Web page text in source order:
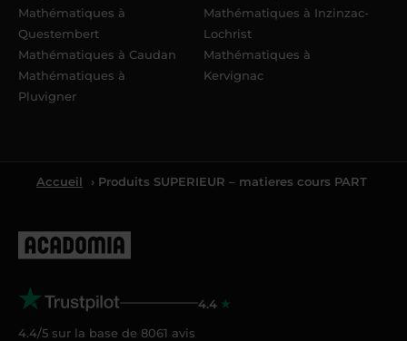
Mathématiques à
Questembert
Mathématiques à Caudan
Mathématiques à
Pluvigner
Mathématiques à Inzinzac-
Lochrist
Mathématiques à
Kervignac
Accueil › Produits SUPERIEUR – matieres cours PART
4.4
4.4/5 sur la base de 8061 avis